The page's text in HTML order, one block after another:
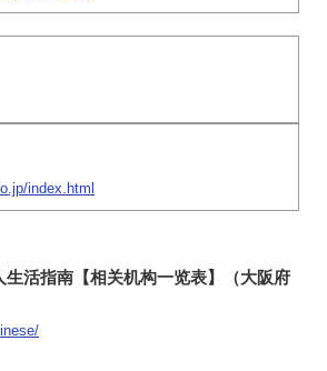
index.html
生活指南【相关机构一览表】（大阪府